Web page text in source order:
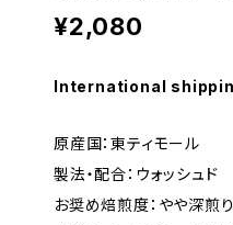
¥2,080
International
原産国：東ティモール
製法・配合：ウォッシュド
お奨め焙煎度：やや深煎り